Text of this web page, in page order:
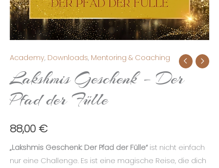
Academy, Downloads, Mentoring & Coaching
Lakshmis Geschenk – Der
Pfad der Fülle
88,00 €
„Lakshmis Geschenk: Der Pfad der Fülle“ist nicht einfach
nur eine Challenge. Es ist eine magische Reise, die dich
Lakshmis
Geschenk
-
Der
der
Menge